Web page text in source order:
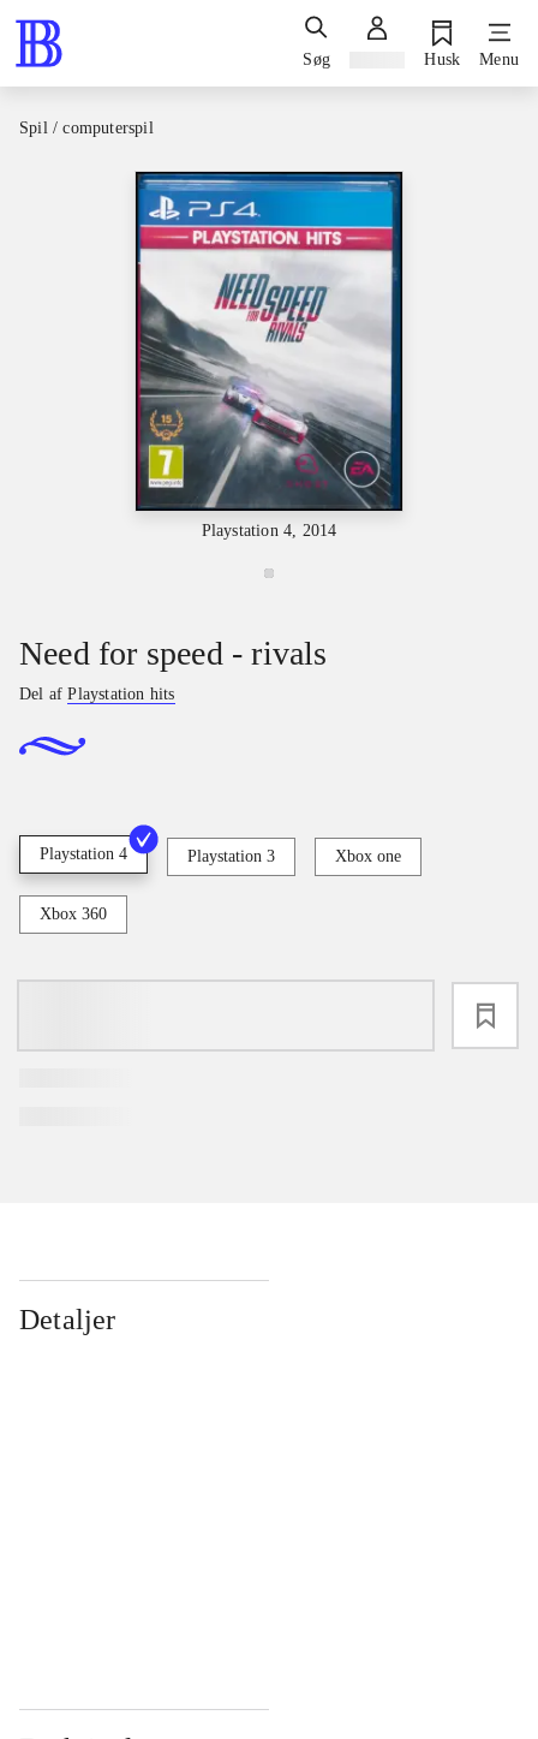
Søg Husk Menu
Spil / computerspil
Playstation 4, 2014
Need for speed - rivals
Del afPlaystation hits
Playstation 4 Playstation 3 Xbox one
Xbox 360
Detaljer